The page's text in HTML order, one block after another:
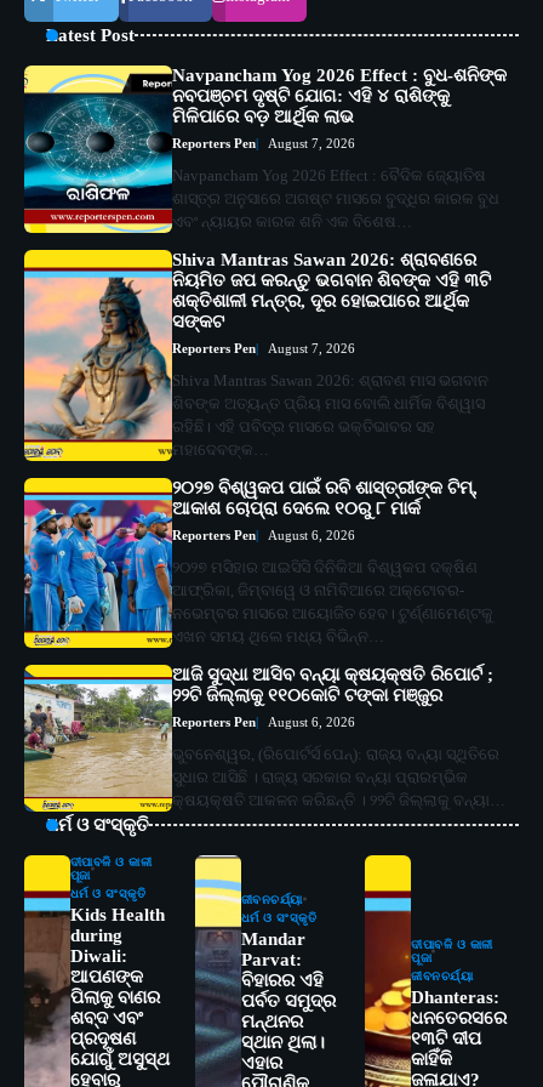
Latest Post
Navpancham Yog 2026 Effect : ବୁଧ-ଶନିଙ୍କ
ନବପଞ୍ଚମ ଦୃଷ୍ଟି ଯୋଗ: ଏହି ୪ ରାଶିଙ୍କୁ
ମିଳିପାରେ ବଡ଼ ଆର୍ଥିକ ଲାଭ
Reporters Pen August 7, 2026
Navpancham Yog 2026 Effect : ବୈଦିକ ଜ୍ୟୋତିଷ
ଶାସ୍ତ୍ର ଅନୁସାରେ ଅଗଷ୍ଟ ମାସରେ ବୁଦ୍ଧିର କାରକ ବୁଧ
ଏବଂ ନ୍ୟାୟର କାରକ ଶନି ଏକ ବିଶେଷ…
Shiva Mantras Sawan 2026: ଶ୍ରାବଣରେ
ନିୟମିତ ଜପ କରନ୍ତୁ ଭଗବାନ ଶିବଙ୍କ ଏହି ୩ଟି
ଶକ୍ତିଶାଳୀ ମନ୍ତ୍ର, ଦୂର ହୋଇପାରେ ଆର୍ଥିକ
ସଙ୍କଟ
Reporters Pen August 7, 2026
Shiva Mantras Sawan 2026: ଶ୍ରାବଣ ମାସ ଭଗବାନ
ଶିବଙ୍କ ଅତ୍ୟନ୍ତ ପ୍ରିୟ ମାସ ବୋଲି ଧାର୍ମିକ ବିଶ୍ୱାସ
ରହିଛି। ଏହି ପବିତ୍ର ମାସରେ ଭକ୍ତିଭାବର ସହ
ମହାଦେବଙ୍କ…
୨୦୨୭ ବିଶ୍ୱକପ ପାଇଁ ରବି ଶାସ୍ତ୍ରୀଙ୍କ ଟିମ୍,
ଆକାଶ ଚୋପ୍ରା ଦେଲେ ୧୦ରୁ ୮ ମାର୍କ
Reporters Pen August 6, 2026
୨୦୨୭ ମସିହାର ଆଇସିସି ଦିନିକିଆ ବିଶ୍ୱକପ ଦକ୍ଷିଣ
ଆଫ୍ରିକା, ଜିମ୍ବାୱେ ଓ ନାମିବିଆରେ ଅକ୍ଟୋବର-
ନଭେମ୍ବର ମାସରେ ଆୟୋଜିତ ହେବ। ଟୁର୍ଣ୍ଣାମେଣ୍ଟକୁ
ଏଖନ ସମୟ ଥିଲେ ମଧ୍ୟ ବିଭିନ୍ନ…
ଆଜି ସୁଦ୍ଧା ଆସିବ ବନ୍ୟା କ୍ଷୟକ୍ଷତି ରିପୋର୍ଟ ;
୨୨ଟି ଜିଲ୍ଲାକୁ ୧୧୦କୋଟି ଟଙ୍କା ମଞ୍ଜୁର
Reporters Pen August 6, 2026
ଭୁବନେଶ୍ୱର, (ରିପୋର୍ଟର୍ସ ପେନ୍‌): ରାଜ୍ୟ ବନ୍ୟା ସ୍ଥିତିରେ
ସୁଧାର ଆସିଛି । ରାଜ୍ୟ ସରକାର ବନ୍ୟା ପ୍ରାରମ୍ଭିକ
କ୍ଷୟକ୍ଷତି ଆକଳନ କରିଛନ୍ତି । ୨୨ଟି ଜିଲ୍ଲାକୁ ବନ୍ୟା…
ଧର୍ମ ଓ ସଂସ୍କୃତି
ଦୀପାବଳି ଓ କାଳୀ
ପୂଜା
ଧର୍ମ ଓ ସଂସ୍କୃତି
Kids Health
during
Diwali:
ଆପଣଙ୍କ
ପିଲାକୁ ବାଣର
ଶବ୍ଦ ଏବଂ
ପ୍ରଦୂଷଣ
ଯୋଗୁଁ ଅସୁସ୍ଥ
ହେବାରୁ
ଜୀବନଚର୍ଯ୍ୟା
ଧର୍ମ ଓ ସଂସ୍କୃତି
Mandar
Parvat:
ବିହାରର ଏହି
ପର୍ବତ ସମୁଦ୍ର
ମନ୍ଥନର
ସ୍ଥାନ ଥିଲା।
ଏହାର
ଦୀପାବଳି ଓ କାଳୀ
ପୂଜା
ଜୀବନଚର୍ଯ୍ୟା
Dhanteras:
ଧନତେରସରେ
୧୩ଟି ଦୀପ
କାହିଁକି
ଜଳାଯାଏ?